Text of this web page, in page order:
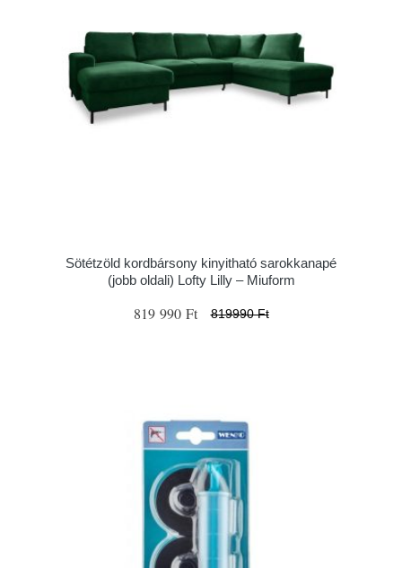
Sötétzöld kordbársony kinyitható sarokkanapé
(jobb oldali) Lofty Lilly – Miuform
819 990 Ft 819990 Ft